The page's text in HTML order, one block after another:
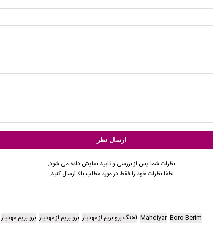
نظرات شما پس از بررسی و تایید نمایش داده می شود.
لطفا نظرات خود را فقط در مورد مطلب بالا ارسال کنید.
Boro Berim
Mahdiyar آهنگ برو بریم از مهدیار برو بریم از مهدیار برو بریم مهدیار